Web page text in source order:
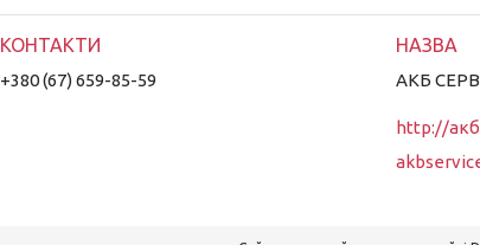
+380 (67) 659-85-59 АКБ
http://